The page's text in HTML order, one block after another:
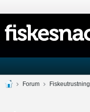
Forum Fiskeutrustning